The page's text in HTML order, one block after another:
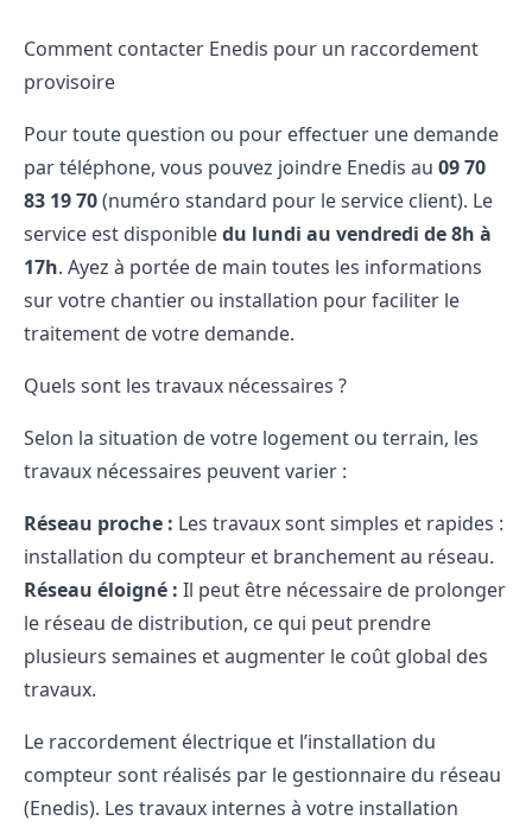
Comment contacter Enedis pour un raccordement
provisoire
Pour toute question ou pour effectuer une demande
partéléphone, vous pouvez joindre Enedis au 09​ 70​
83​ 19​ 70(numéro standard pour le service client). Le
service est disponibledu lundi au vendredi de 8h à
17h. Ayez à portée de main toutes les informations
sur votre chantier ou installation pour faciliter le
traitement de votre demande.
Quels sont les travaux nécessaires ?
Selon la situation de votre logement ou terrain, les
travaux nécessaires peuvent varier :
Réseau proche : Les travaux sont simples et rapides :
installation du compteur et branchement au réseau.
Réseau éloigné : Il peut être nécessaire de prolonger
le réseau de distribution, ce qui peut prendre
plusieurs semaines et augmenter le coût global des
travaux.
Le raccordement électrique et l’installation du
compteur sont réalisés par le gestionnaire du réseau
(Enedis). Les travaux internes à votre installation